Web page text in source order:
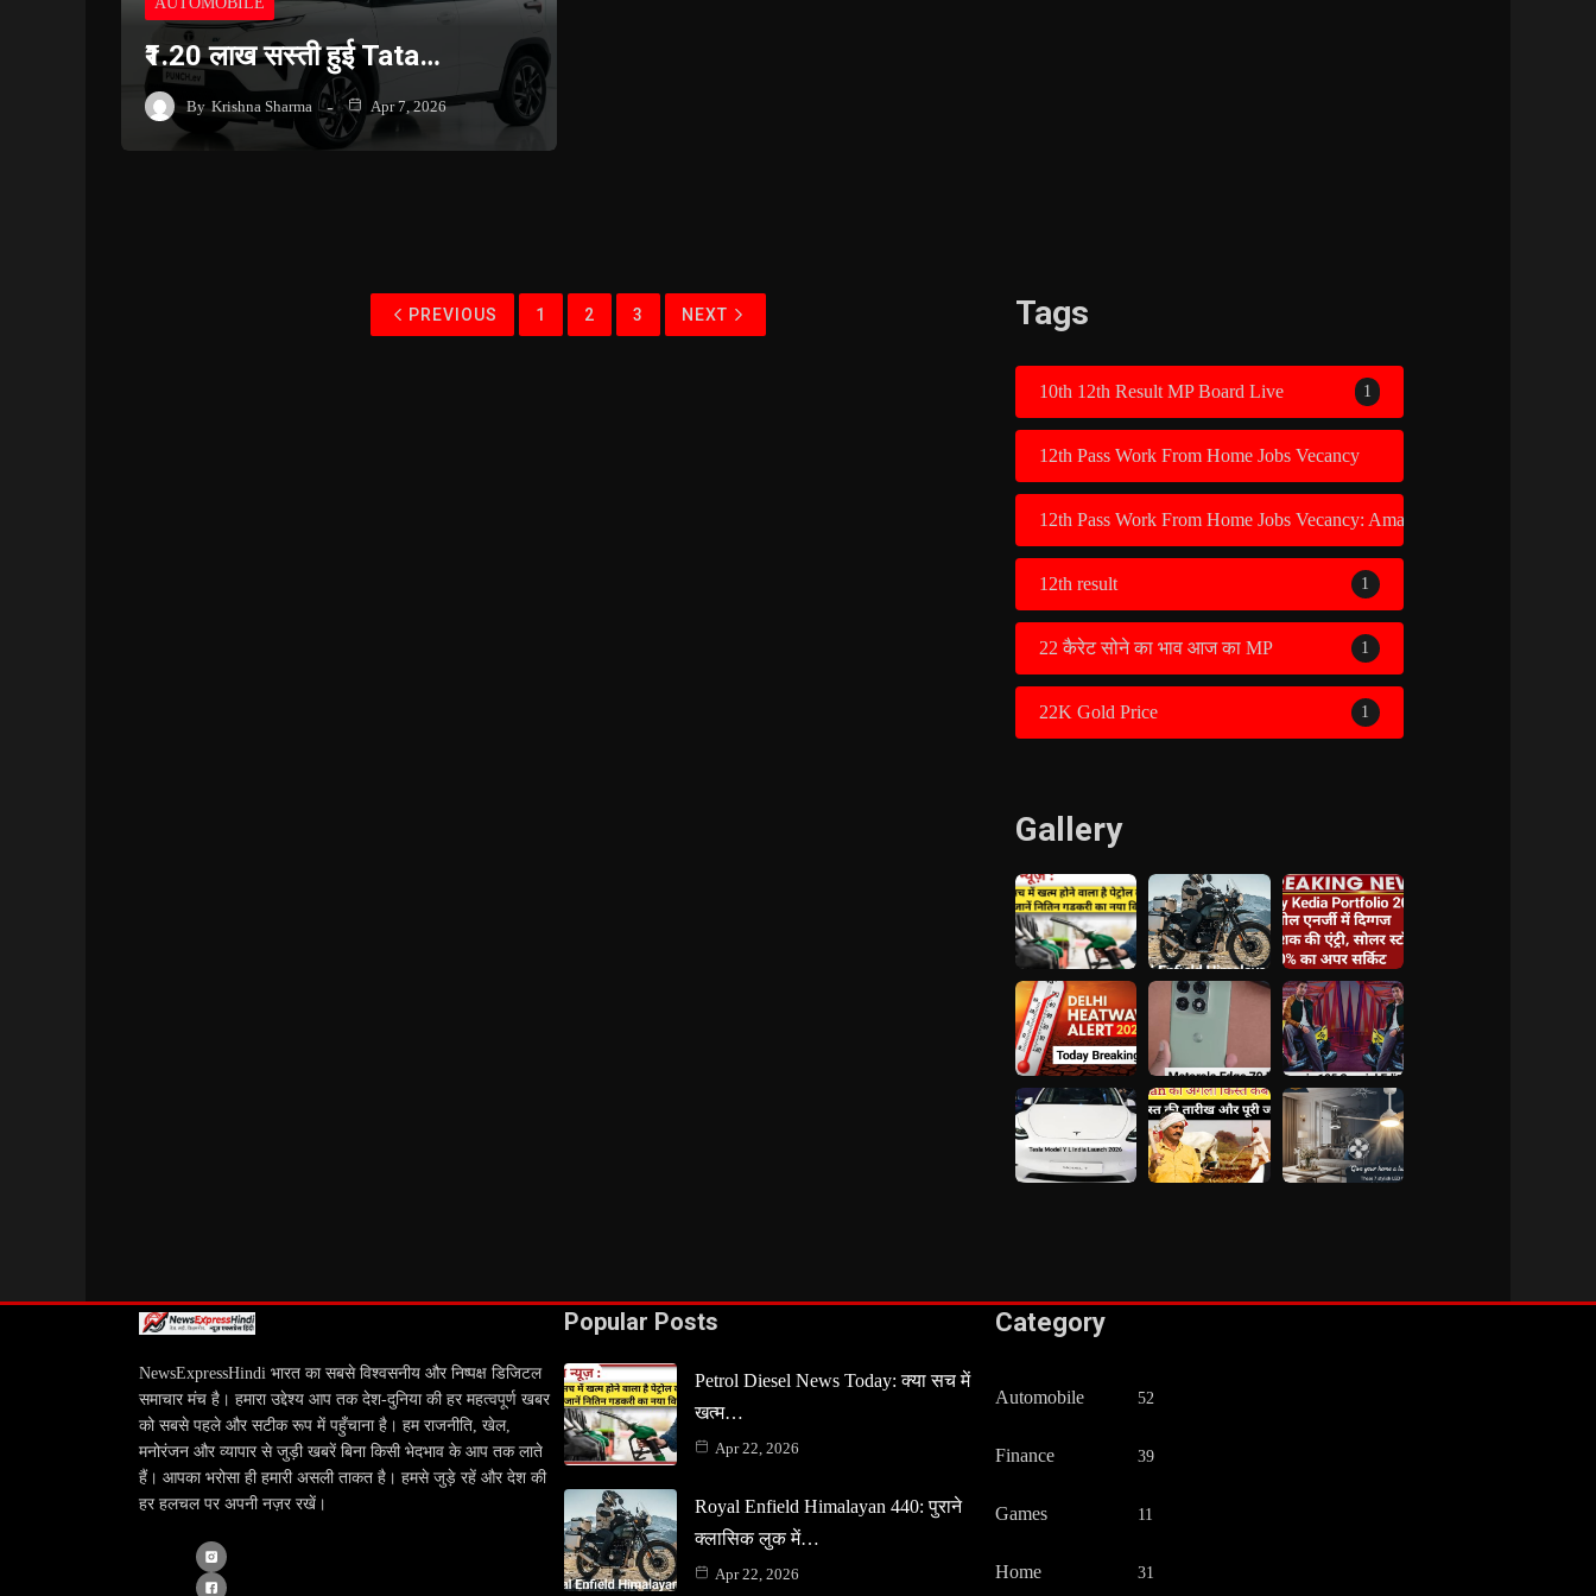
₹1.20 लाख सस्ती हुई Tata…
By Krishna Sharma Apr 7, 2026
PREVIOUS 1 2 3 NEXT Tags
10th 12th Result MP Board Live 1
12th Pass Work From Home Jobs Vecancy
12th Pass Work From Home Jobs Vecancy: Amazon Recruitment 2026
12th result 1
22 कैरेट सोने का भाव आज का MP 1
22K Gold Price 1
Gallery
NewsExpressHindi भारत का सबसे विश्वसनीय और निष्पक्ष डिजिटल
समाचार मंच है। हमारा उद्देश्य आप तक देश-दुनिया की हर महत्वपूर्ण खबर
को सबसे पहले और सटीक रूप में पहुँचाना है। हम राजनीति, खेल,
मनोरंजन और व्यापार से जुड़ी खबरें बिना किसी भेदभाव के आप तक लाते
हैं। आपका भरोसा ही हमारी असली ताकत है। हमसे जुड़े रहें और देश की
हर हलचल पर अपनी नज़र रखें।
Popular Posts
Petrol Diesel News Today: क्या सच में
खत्म…
Apr 22, 2026
Royal Enfield Himalayan 440: पुराने
क्लासिक लुक में…
Apr 22, 2026
Category
Automobile 52
Finance 39
Games 11
Home 31